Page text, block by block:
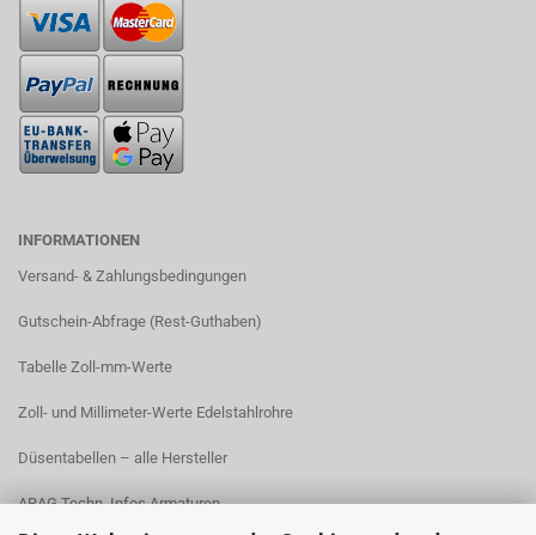
INFORMATIONEN
Versand- & Zahlungsbedingungen​
Gutschein-Abfrage (Rest-Guthaben)
Tabelle Zoll-mm-Werte
Zoll- und Millimeter-Werte Edelstahlrohre
Düsentabellen – alle Hersteller
ARAG Techn. Infos Armaturen